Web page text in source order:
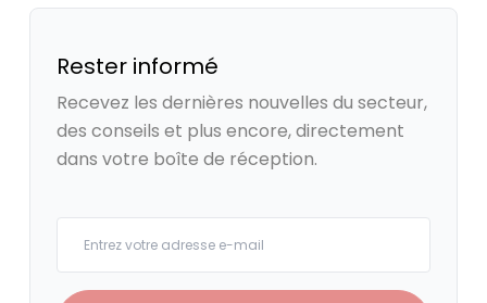
Rester informé
Recevez les dernières nouvelles du secteur,
des conseils et plus encore, directement
dans votre boîte de réception.